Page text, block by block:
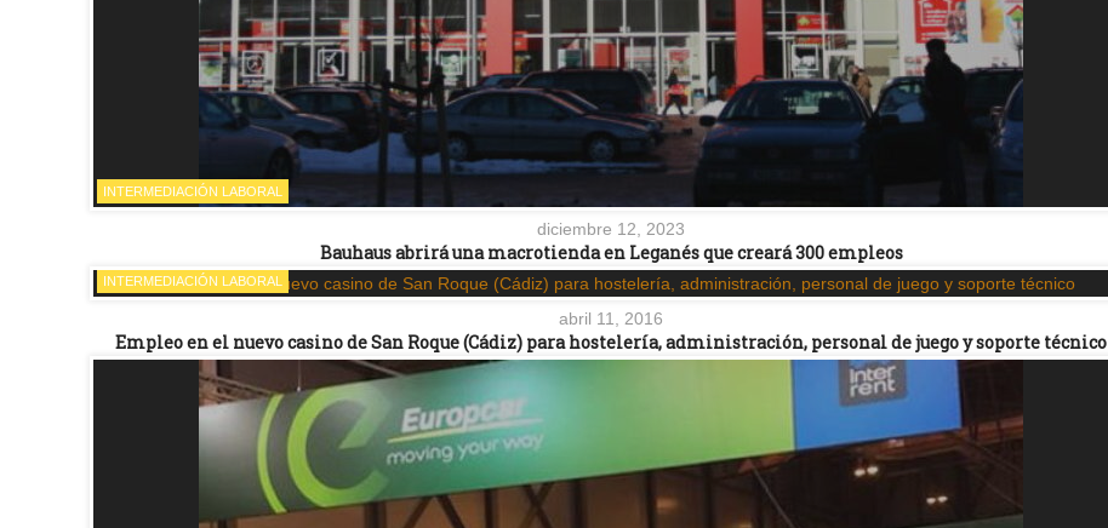
INTERMEDIACIÓN LABORAL
diciembre 12, 2023
Bauhaus abrirá una macrotienda en Leganés que creará 300 empleos
INTERMEDIACIÓN LABORAL
abril 11, 2016
Empleo en el nuevo casino de San Roque (Cádiz) para hostelería, administración, personal de juego y soporte técnico